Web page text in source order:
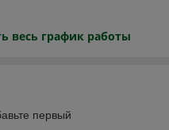
весь график работы
первый